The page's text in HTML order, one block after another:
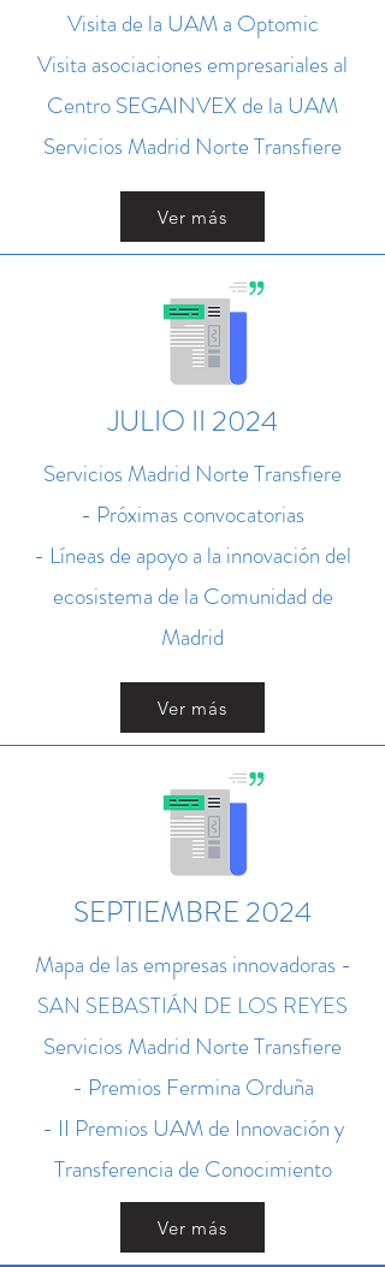
Visita de la UAM a Optomic
Visita asociaciones empresariales al
Centro SEGAINVEX de la UAM
Servicios Madrid Norte Transfiere
Ver más
JULIO II 2024
Servicios Madrid Norte Transfiere
- Próximas convocatorias
- Líneas de apoyo a la innovación del
ecosistema de la Comunidad de
Madrid
Ver más
SEPTIEMBRE 2024
Mapa de las empresas innovadoras -
SAN SEBASTIÁN DE LOS REYES
Servicios Madrid Norte Transfiere
- Premios Fermina Orduña
- II Premios UAM de Innovación y
Transferencia de Conocimiento
Ver más